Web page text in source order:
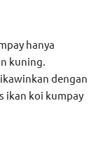
hanya
kuning.
dengan
ikan koi kumpay